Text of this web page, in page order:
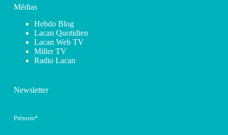
Médias
Hebdo Blog
Lacan Quotidien
Lacan Web TV
Miller TV
Radio Lacan
Newsletter
Prénom*